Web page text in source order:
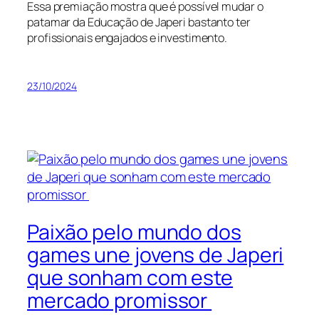
Essa premiação mostra que é possível mudar o
patamar da Educação de Japeri bastanto ter
profissionais engajados e investimento.
23/10/2024
Paixão pelo mundo dos
games une jovens de Japeri
que sonham com este
mercado promissor